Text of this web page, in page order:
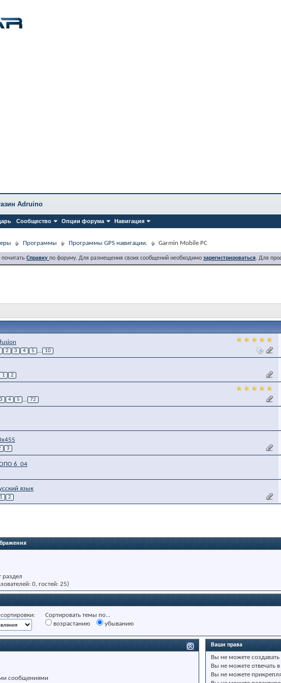
Сообщество Опции форума Навигация
Adruino
Программы Программы GPS навигации. Garmin Mobile PC
Справку по форуму. Для размещения своих сообщений необходимо зарегистрироваться. Для
2 3 4 5 ... 10
1 2
3 4 5 ... 72
3
6_04
язык
1 2
раздел
0, гостей: 25)
Сортировать темы по...
возрастанию
убыванию
сообщениями
Ваши права
Вы не можете
Вы не можете отвечать
Вы не можете